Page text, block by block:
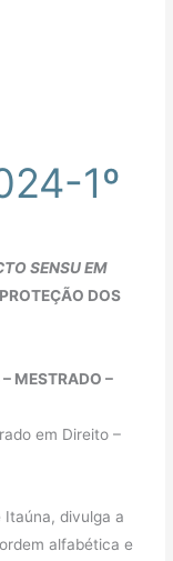
1º
SENSU EM
DOS
MESTRADO –
em Direito –
Itaúna, divulga a
alfabética e